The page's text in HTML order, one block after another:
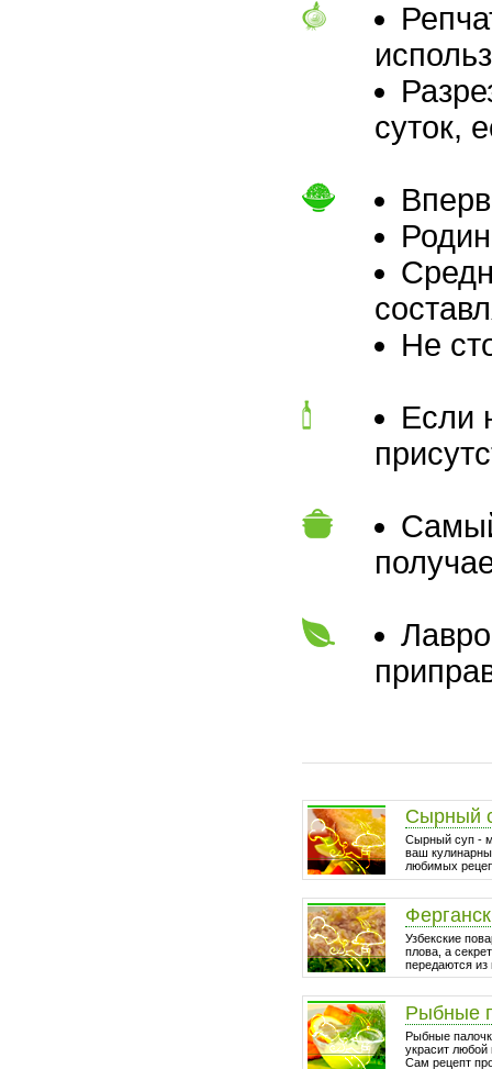
суток,
Не
Если
Сырный
Сырный суп -
ваш
любимых
Узбекские
плова, а
передаются из
Рыбные
Рыбные
украсит любой
Сам рецепт